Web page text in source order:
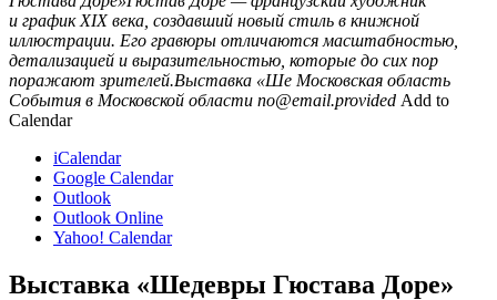
и график XIX века, создавший новый стиль в книжной
иллюстрации. Его гравюры отличаются масштабностью,
детализацией и выразительностью, которые до сих пор
поражают зрителей.Выставка «Ше Московская область
События в Московской области no@email.provided Add to
Calendar
iCalendar
Google Calendar
Outlook
Outlook Online
Yahoo! Calendar
Выставка «Шедевры Гюстава Доре»